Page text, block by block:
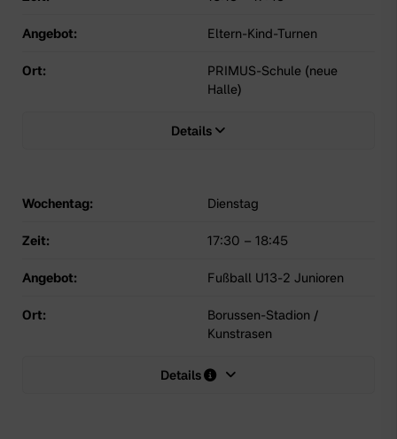
Angebot: Eltern-Kind-Turnen
Ort:
PRIMUS-Schule (neue
Halle)
Details
Wochentag: Dienstag
Zeit: 17:30 – 18:45
Angebot: Fußball U13-2 Junioren
Ort:
Borussen-Stadion /
Kunstrasen
Details